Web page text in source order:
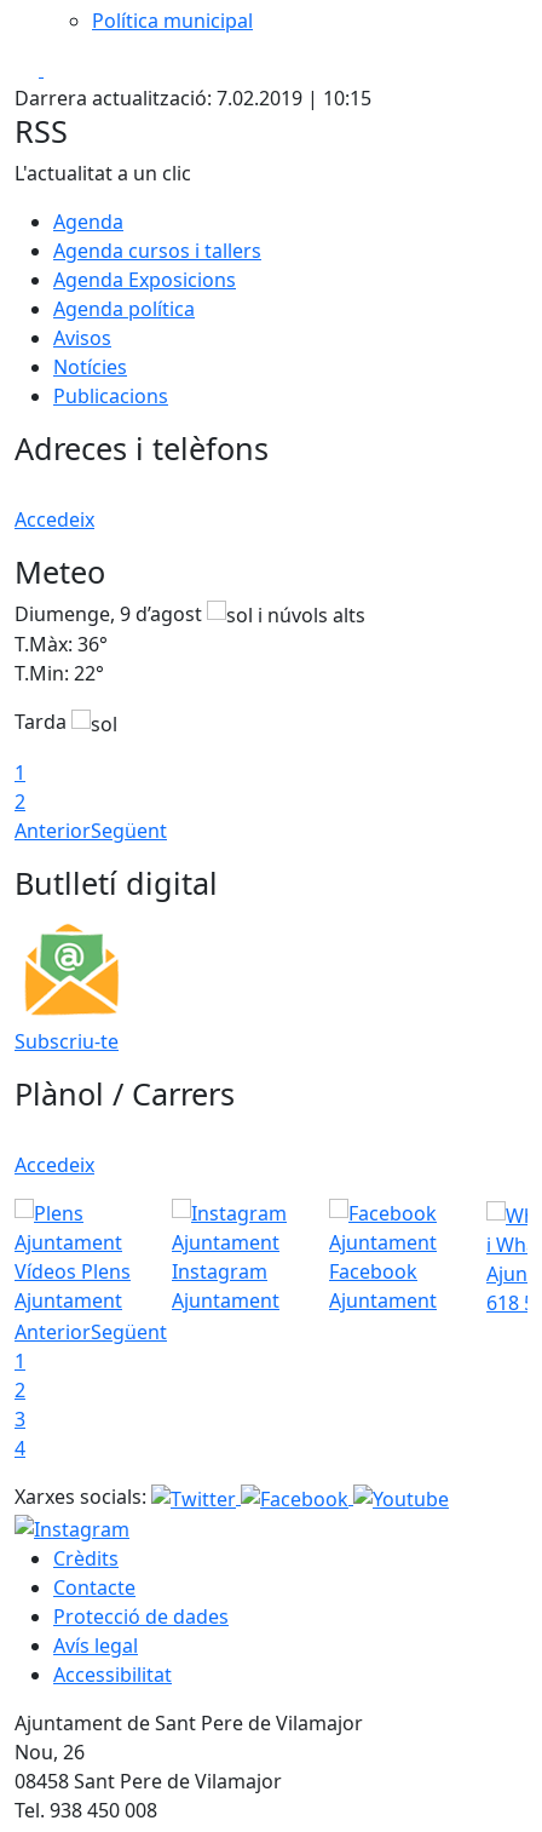
Política municipal
Darrera actualització: 7.02.2019 | 10:15
RSS
L'actualitat a un clic
Agenda
Agenda cursos i tallers
Agenda Exposicions
Agenda política
Avisos
Notícies
Publicacions
Adreces i telèfons
Accedeix
Meteo
Diumenge, 9 d’agost
T.Màx: 36°
T.Min: 22°
Tarda
1
2
AnteriorSegüent
Butlletí digital
Subscriu-te
Plànol / Carrers
Accedeix
Vídeos Plens
Ajuntament
Instagram
Ajuntament
Facebook
Ajuntament
i
618
AnteriorSegüent
1
2
3
4
Xarxes socials:
Crèdits
Contacte
Protecció de dades
Avís legal
Accessibilitat
Ajuntament de Sant Pere de Vilamajor
Nou, 26
08458 Sant Pere de Vilamajor
Tel. 938 450 008